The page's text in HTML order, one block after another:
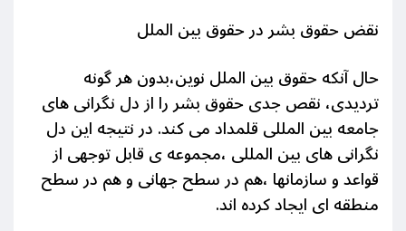
نقض حقوق بشر در حقوق بین الملل
حال آنکه حقوق بین الملل نوین،بدون هر گونه
تردیدی، نقص جدی حقوق بشر را از دل نگرانی های
جامعه بین المللی قلمداد می کند. در نتیجه این دل
نگرانی های بین المللی ،مجموعه ی قابل توجهی از
قواعد و سازمانها ،هم در سطح جهانی و هم در سطح
منطقه ای ایجاد کرده اند.